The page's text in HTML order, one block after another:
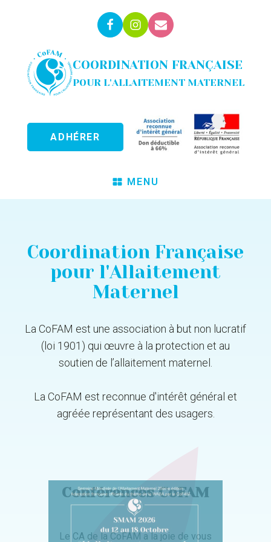
COORDINATION FRANÇAISE
POUR L'ALLAITEMENT MATERNEL
ADHÉRER
MENU
Coordination Française
pour l'Allaitement
Maternel
La CoFAM est une association à but non lucratif
(loi 1901) qui œuvre à la protection et au
soutien de l’allaitement maternel.
La CoFAM est reconnue d'intérêt général et
agréée représentant des usagers.
Nouveau Conseil
d'Administration
Conférences CoFAM
Le CA de la CoFAM a la joie de vous
Conseil scientifique